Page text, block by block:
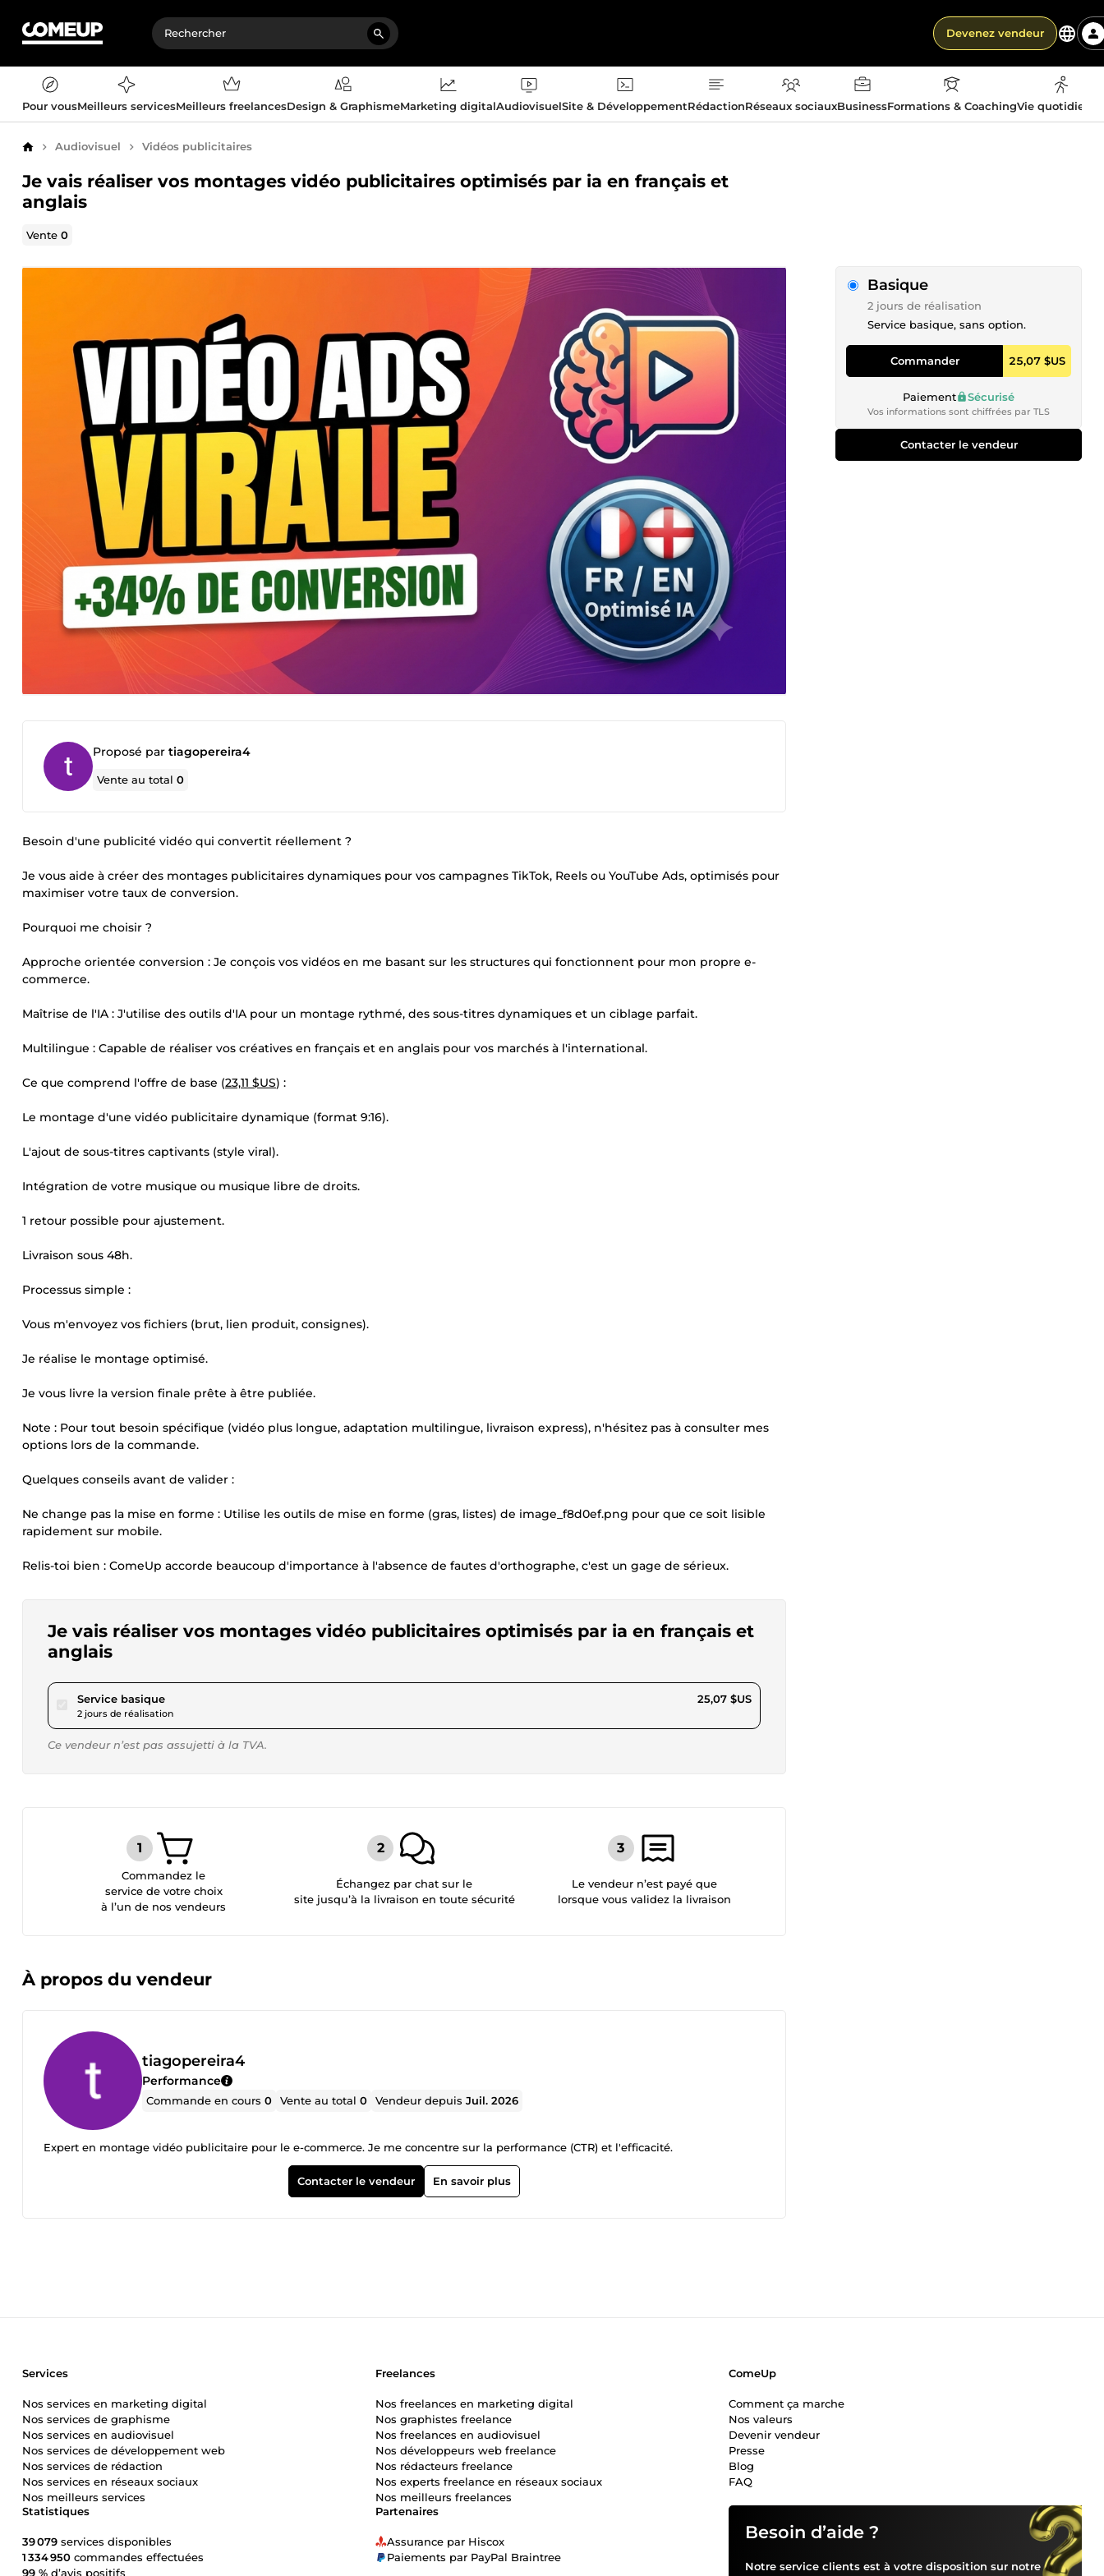
Devenez vendeur
Pour vousMeilleurs servicesMeilleurs freelancesDesign & GraphismeMarketing digitalAudiovisuelSite & DéveloppementRédactionRéseaux sociauxBusinessFormations & CoachingVie
AccueilAudiovisuel Vidéos publicitaires
Je vais réaliser vos montages vidéo publicitaires optimisés par ia en français et
anglais
Vente0
Proposé par tiagopereira4
Vente au total0
Besoin d'une publicité vidéo qui convertit réellement ?
Je vous aide à créer des montages publicitaires dynamiques pour vos campagnes TikTok, Reels ou YouTube Ads, optimisés pour
maximiser votre taux de conversion.
Pourquoi me choisir ?
Approche orientée conversion : Je conçois vos vidéos en me basant sur les structures qui fonctionnent pour mon propre e-
commerce.
Maîtrise de l'IA : J'utilise des outils d'IA pour un montage rythmé, des sous-titres dynamiques et un ciblage parfait.
Multilingue : Capable de réaliser vos créatives en français et en anglais pour vos marchés à l'international.
Ce que comprend l'offre de base (23,11 $US) :
Le montage d'une vidéo publicitaire dynamique (format 9:16).
L'ajout de sous-titres captivants (style viral).
Intégration de votre musique ou musique libre de droits.
1 retour possible pour ajustement.
Livraison sous 48h.
Processus simple :
Vous m'envoyez vos fichiers (brut, lien produit, consignes).
Je réalise le montage optimisé.
Je vous livre la version finale prête à être publiée.
Note : Pour tout besoin spécifique (vidéo plus longue, adaptation multilingue, livraison express), n'hésitez pas à consulter mes
options lors de la commande.
Quelques conseils avant de valider :
Ne change pas la mise en forme : Utilise les outils de mise en forme (gras, listes) de image_f8d0ef.png pour que ce soit lisible
rapidement sur mobile.
Relis-toi bien : ComeUp accorde beaucoup d'importance à l'absence de fautes d'orthographe, c'est un gage de sérieux.
Je vais réaliser vos montages vidéo publicitaires optimisés par ia en français et
anglais
Service basiquepour 23,11 $US
2 jours de réalisation
25,07 $US
Ce vendeur n’est pas assujetti à la TVA.
Basique
2 jours de réalisation
Service basique, sans option.
Commander 25,07 $US
Paiement Sécurisé
Vos informations sont chiffrées par TLS
Contacter le vendeur
Commandez le
service de votre choix
à l’un de nos vendeurs
Échangez par chat sur le
site jusqu’à la livraison en toute sécurité
Le vendeur n’est payé que
lorsque vous validez la livraison
À propos du vendeur
tiagopereira4
Performance
Commande en cours0 Vente au total0 Vendeur depuisJuil. 2026
Expert en montage vidéo publicitaire pour le e-commerce. Je me concentre sur la performance (CTR) et l'efficacité.
Contacter le vendeur En savoir plus
Besoin d’aide ?
Notre service clients est à votre disposition sur notre
Partenaires
Assurance par Hiscox
Paiements par PayPal Braintree
Statistiques
39 079 services disponibles
1 334 950 commandes effectuées
99 % d’avis positifs
Services
Nos services en marketing digital
Nos services de graphisme
Nos services en audiovisuel
Nos services de développement web
Nos services de rédaction
Nos services en réseaux sociaux
Nos meilleurs services
Freelances
Nos freelances en marketing digital
Nos graphistes freelance
Nos freelances en audiovisuel
Nos développeurs web freelance
Nos rédacteurs freelance
Nos experts freelance en réseaux sociaux
Nos meilleurs freelances
ComeUp
Comment ça marche
Nos valeurs
Devenir vendeur
Presse
Blog
FAQ